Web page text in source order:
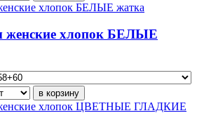
женские хлопок БЕЛЫЕ